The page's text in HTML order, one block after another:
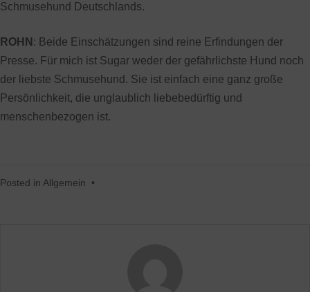
Schmusehund Deutschlands.
ROHN : Beide Einschätzungen sind reine Erfindungen der
Presse. Für mich ist Sugar weder der gefährlichste Hund noch
der liebste Schmusehund. Sie ist einfach eine ganz große
Persönlichkeit, die unglaublich liebebedürftig und
menschenbezogen ist.
Posted in Allgemein •